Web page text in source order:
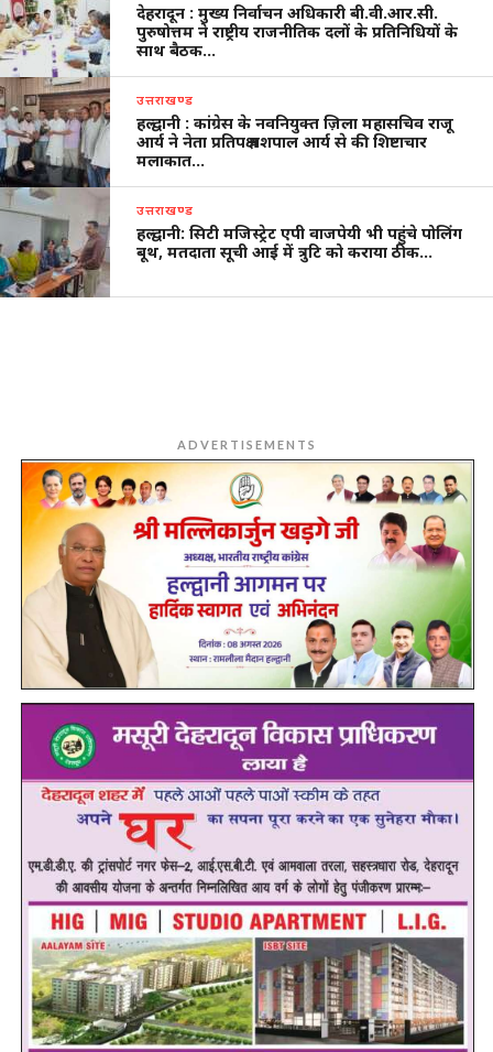
देहरादून : मुख्य निर्वाचन अधिकारी बी.वी.आर.सी.
पुरुषोत्तम ने राष्ट्रीय राजनीतिक दलों के प्रतिनिधियों के
साथ बैठक…
उत्तराखण्ड
हल्द्वानी : कांग्रेस के नवनियुक्त ज़िला महासचिव राजू
आर्य ने नेता प्रतिपक्ष यशपाल आर्य से की शिष्टाचार
मलाकात…
उत्तराखण्ड
हल्द्वानी: सिटी मजिस्ट्रेट एपी वाजपेयी भी पहुंचे पोलिंग
बूथ, मतदाता सूची आई में त्रुटि को कराया ठीक…
ADVERTISEMENTS